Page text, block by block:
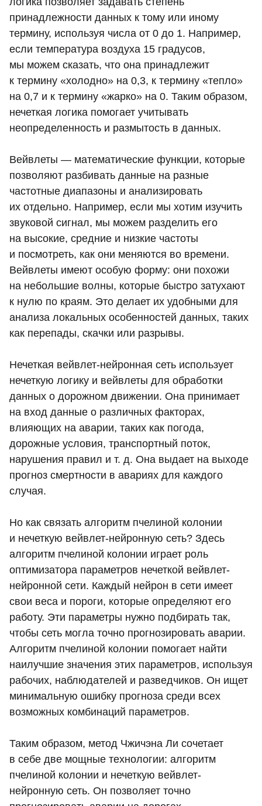
принадлежности данных к тому или иному
термину, используя числа от 0 до 1. Например,
если температура воздуха 15 градусов,
мы можем сказать, что она принадлежит
к термину «холодно» на 0,3, к термину «тепло»
на 0,7 и к термину «жарко» на 0. Таким образом,
нечеткая логика помогает учитывать
неопределенность и размытость в данных.
Вейвлеты — математические функции, которые
позволяют разбивать данные на разные
частотные диапазоны и анализировать
их отдельно. Например, если мы хотим изучить
звуковой сигнал, мы можем разделить его
на высокие, средние и низкие частоты
и посмотреть, как они меняются во времени.
Вейвлеты имеют особую форму: они похожи
на небольшие волны, которые быстро затухают
к нулю по краям. Это делает их удобными для
анализа локальных особенностей данных, таких
как перепады, скачки или разрывы.
Нечеткая вейвлет-нейронная сеть использует
нечеткую логику и вейвлеты для обработки
данных о дорожном движении. Она принимает
на вход данные о различных факторах,
влияющих на аварии, таких как погода,
дорожные условия, транспортный поток,
нарушения правил и т. д. Она выдает на выходе
прогноз смертности в авариях для каждого
случая.
Но как связать алгоритм пчелиной колонии
и нечеткую вейвлет-нейронную сеть? Здесь
алгоритм пчелиной колонии играет роль
оптимизатора параметров нечеткой вейвлет-
нейронной сети. Каждый нейрон в сети имеет
свои веса и пороги, которые определяют его
работу. Эти параметры нужно подбирать так,
чтобы сеть могла точно прогнозировать аварии.
Алгоритм пчелиной колонии помогает найти
наилучшие значения этих параметров, используя
рабочих, наблюдателей и разведчиков. Он ищет
минимальную ошибку прогноза среди всех
возможных комбинаций параметров.
Таким образом, метод Чжичэна Ли сочетает
в себе две мощные технологии: алгоритм
пчелиной колонии и нечеткую вейвлет-
нейронную сеть. Он позволяет точно